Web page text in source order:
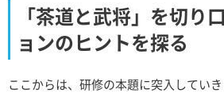
「茶道と武将」を切り
ョンのヒントを探る
ここからは、研修の本題に突入していき